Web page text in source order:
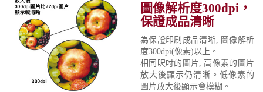
圖像解析度300dpi，
保證成品清晰
為保證印刷成品清晰, 圖像解析
度300dpi(像素)以上。
相同呎吋的圖片, 高像素的圖片
放大後顯示仍清晰。低像素的
圖片放大後顯示會模糊。